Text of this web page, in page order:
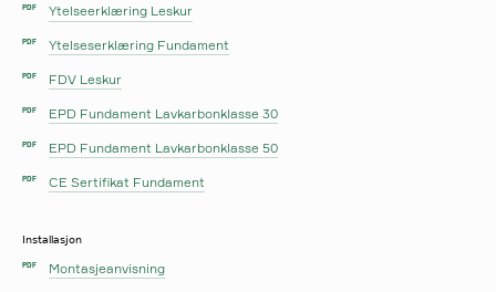
PDF Ytelseerklæring Leskur
PDF Ytelseserklæring Fundament
PDF FDV Leskur
PDF EPD Fundament Lavkarbonklasse 30
PDF EPD Fundament Lavkarbonklasse 50
PDF CE Sertifikat Fundament
Installasjon
PDF Montasjeanvisning